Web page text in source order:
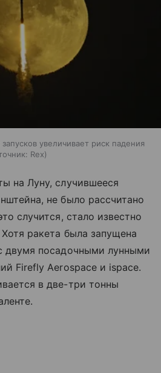
увеличивает риск падения
Rex
на Луну, случившееся
не было рассчитано
случится, стало известно
ракета была запущена
двумя посадочными лунными
Firefly Aerospace и ispace.
в две-три тонны